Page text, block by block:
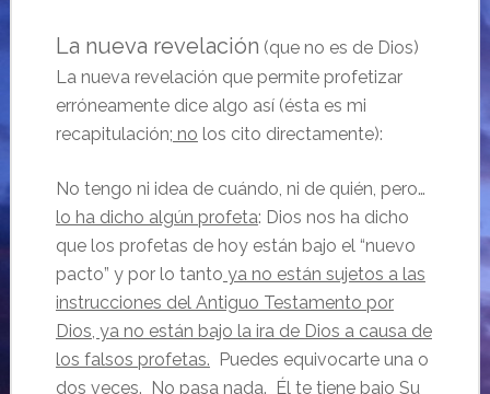
La nueva revelación (que no es de Dios)
La nueva revelación que permite profetizar
erróneamente dice algo así (ésta es mi
recapitulación; no los cito directamente):
No tengo ni idea de cuándo, ni de quién, pero…
lo ha dicho algún profeta: Dios nos ha dicho
que los profetas de hoy están bajo el “nuevo
pacto” y por lo tanto ya no están sujetos a las
instrucciones del Antiguo Testamento por
Dios, ya no están bajo la ira de Dios a causa de
los falsos profetas. Puedes equivocarte una o
dos veces. No pasa nada. Él te tiene bajo Su